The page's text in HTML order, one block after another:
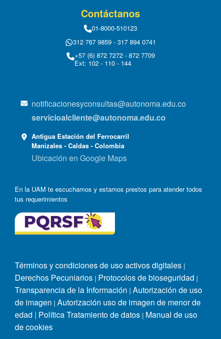
Contáctanos
01-8000-510123
312 767 9859 - 317 894 0741
+57 (6) 872 7272 - 872 7709
Ext: 102 - 110 - 144
notificacionesyconsultas@autonoma.edu.co
servicioalcliente@autonoma.edu.co
Antigua Estación del Ferrocarril
Manizales - Caldas - Colombia
Ubicación en Google Maps
En la UAM te escuchamos y estamos prestos para atender todos
tus requerimientos
Términos y condiciones de uso activos digitales |
Derechos Pecuniarios | Protocolos de bioseguridad |
Transparencia de la Información | Autorización de uso
de imagen | Autorización uso de imagen de menor de
edad | Política Tratamiento de datos | Manual de uso
de cookies